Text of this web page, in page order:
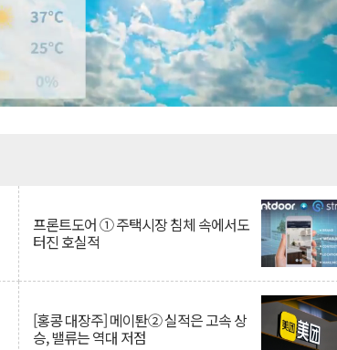
프론트도어 ① 주택시장 침체 속에서도
터진 호실적
[홍콩 대장주] 메이퇀② 실적은 고속 상
승, 밸류는 역대 저점